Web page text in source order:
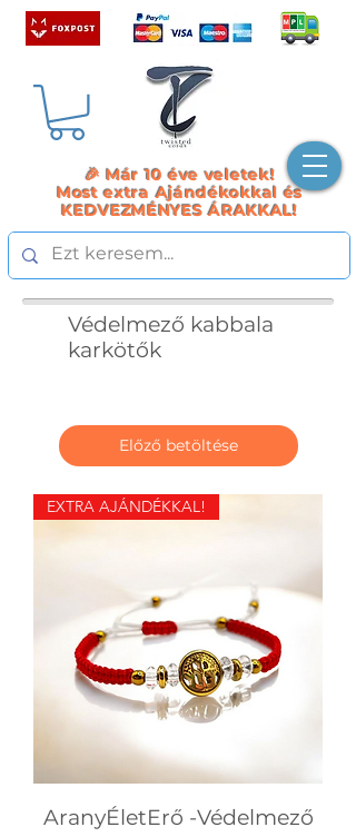
🎉 Már 10 éve veletek!
Most extra Ajándékokkal és
KEDVEZMÉNYES ÁRAKKAL!
Védelmező kabbala
karkötők
Előző betöltése
EXTRA AJÁNDÉKKAL!
AranyÉletErő -Védelmező